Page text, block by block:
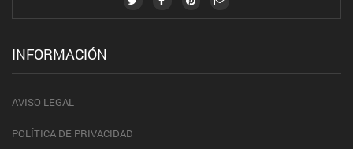
INFORMACIÓN
AVISO LEGAL
POLÍTICA DE PRIVACIDAD